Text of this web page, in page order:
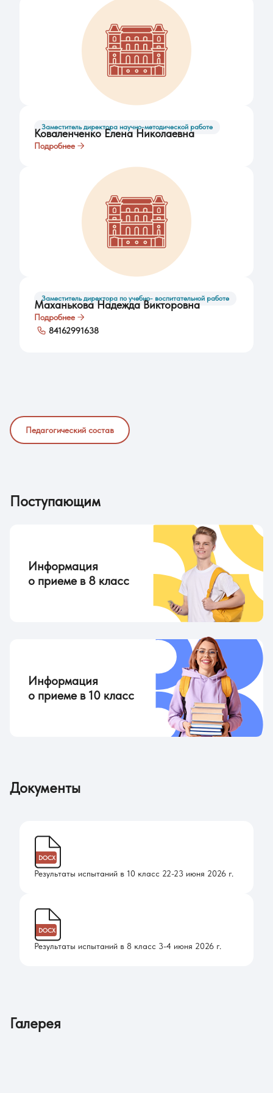
Заместитель директора научно-методической работе
Коваленченко Елена Николаевна
Подробнее
Заместитель директора по учебно- воспитательной работе
Маханькова Надежда Викторовна
Подробнее
84162991638
Педагогический состав
Поступающим
Информация
о приеме в 8 класс
Информация
о приеме в 10 класс
Документы
DOCX
Результаты испытаний в 10 класс 22-23 июня 2026 г.
DOCX
Результаты испытаний в 8 класс 3-4 июня 2026 г.
Галерея